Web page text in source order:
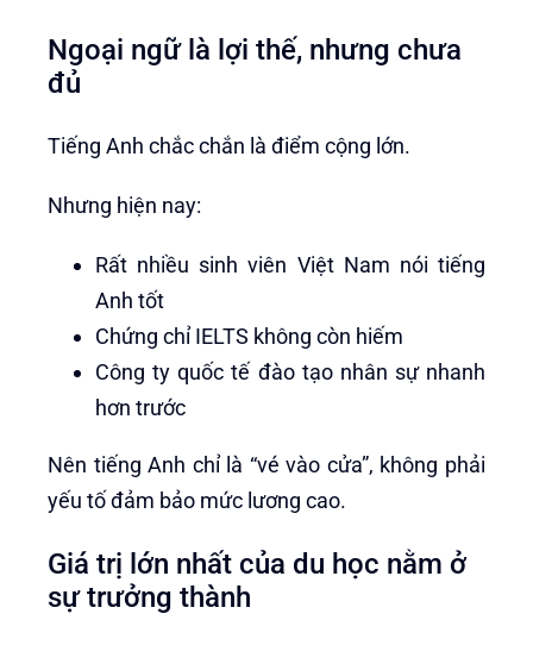
Ngoại ngữ là lợi thế, nhưng chưa
đủ
Tiếng Anh chắc chắn là điểm cộng lớn.
Nhưng hiện nay:
Rất nhiều sinh viên Việt Nam nói tiếng
Anh tốt
Chứng chỉ IELTS không còn hiếm
Công ty quốc tế đào tạo nhân sự nhanh
hơn trước
Nên tiếng Anh chỉ là “vé vào cửa”, không phải
yếu tố đảm bảo mức lương cao.
Giá trị lớn nhất của du học nằm ở
sự trưởng thành